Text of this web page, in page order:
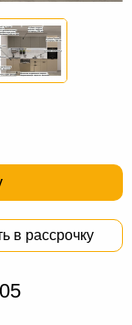
в рассрочку